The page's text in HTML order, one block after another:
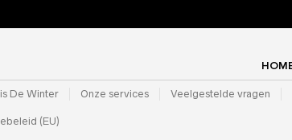
De Winter Onze services Veelgestelde vragen
(EU)